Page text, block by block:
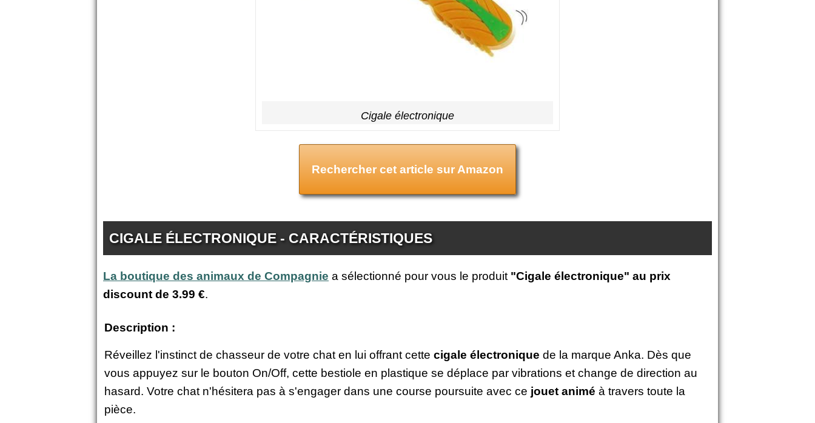
Cigale électronique
Rechercher cet article sur Amazon
CIGALE ÉLECTRONIQUE - CARACTÉRISTIQUES
La boutique des animaux de Compagnie a sélectionné pour vous le produit "Cigale électronique" au prix
discount de 3.99 €.
Description :
Réveillez l'instinct de chasseur de votre chat en lui offrant cette cigale électronique de la marque Anka. Dès que
vous appuyez sur le bouton On/Off, cette bestiole en plastique se déplace par vibrations et change de direction au
hasard. Votre chat n'hésitera pas à s'engager dans une course poursuite avec ce jouet animé à travers toute la
pièce.